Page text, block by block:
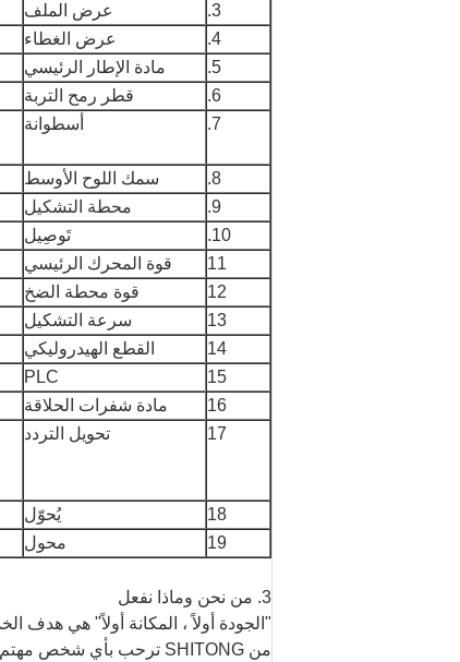
3.
عرض الملف
4.
عرض الغطاء
5.
مادة الإطار الرئيسي
6.
قطر رمح التربة
7.
أسطوانة
8.
سمك اللوح الأوسط
9.
محطة التشكيل
10.
تَوصِيل
11
قوة المحرك الرئيسي
12
قوة محطة الضخ
13
سرعة التشكيل
14
القطع الهيدروليكي
15
PLC
16
مادة شفرات الحلاقة
17
تحويل التردد
18
يُحوّل
19
محول
3. من نحن وماذا نفعل
"الجودة أولاً ، المكانة أولاً" هي هدف
من SHITONG ترحب بأي شخص مهتم بآلاتنا يأتي للتحقيق والتحدث عن التعاون.